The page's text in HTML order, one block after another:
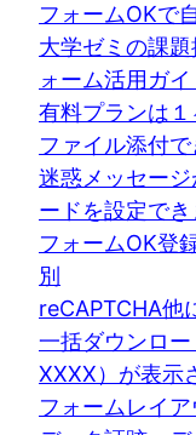
フォームOKで
大学ゼミの課
ォーム活用ガイ
有料プランは
ファイル添付
迷惑メッセー
ードを設定でき
フォームOK登
別
reCAPTCHA他
一括ダウンロ
XXXX）が表示
フォームレイ